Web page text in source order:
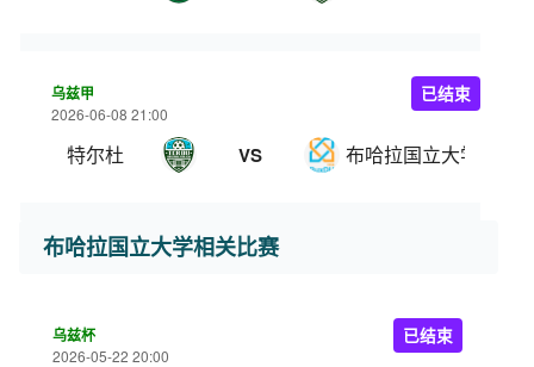
乌兹甲
2026-06-08 21:00
特尔杜 VS 布哈拉国立大学
已结束
布哈拉国立大学相关比赛
乌兹杯
2026-05-22 20:00
已结束